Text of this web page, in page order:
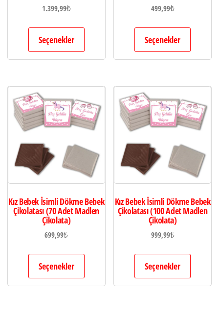
1.399,99₺
Seçenekler
499,99₺
Seçenekler
Kız Bebek İsimli Dökme Bebek
Çikolatası (70 Adet Madlen
Çikolata)
699,99₺
Seçenekler
Kız Bebek İsimli Dökme Bebek
Çikolatası (100 Adet Madlen
Çikolata)
999,99₺
Seçenekler